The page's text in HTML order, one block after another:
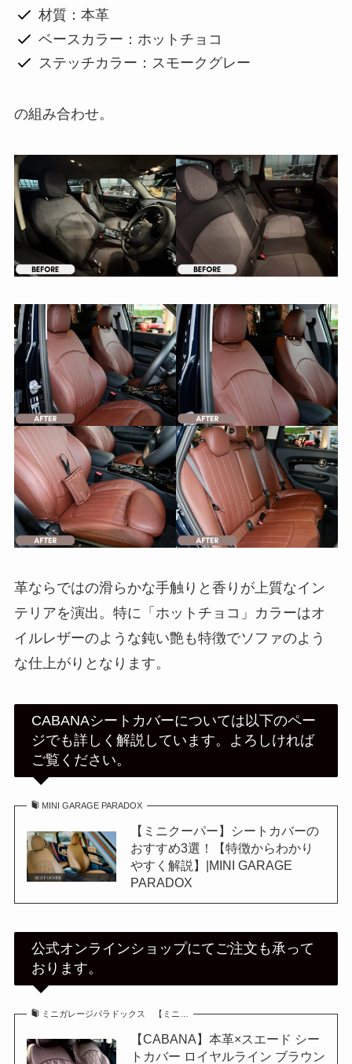
材質：本革
ベースカラー：ホットチョコ
ステッチカラー：スモークグレー
の組み合わせ。
革ならではの滑らかな手触りと香りが上質なイン
テリアを演出。特に「ホットチョコ」カラーはオ
イルレザーのような鈍い艶も特徴でソファのよう
な仕上がりとなります。
CABANAシートカバーについては以下のペー
ジでも詳しく解説しています。よろしければ
ご覧ください。
MINI GARAGE PARADOX
【ミニクーパー】シートカバーの
おすすめ3選！【特徴からわかり
やすく解説】|MINI GARAGE
PARADOX
公式オンラインショップにてご注文も承って
おります。
ミニガレージパラドックス 【ミニ…
【CABANA】本革×スエード シー
トカバー ロイヤルライン ブラウン